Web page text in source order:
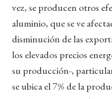
vez, se producen otros
aluminio, que se ve
disminución de las
los elevados precios
su producción-,
se ubica el 7% de la